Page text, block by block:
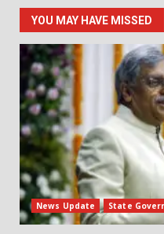
YOU MAY HAVE MISSED
News Update State